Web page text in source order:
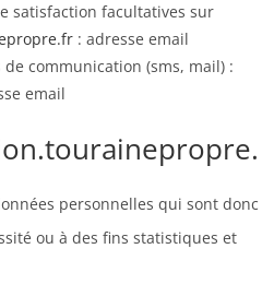
satisfaction facultatives sur
: adresse email
communication (sms, mail) :
email
personnelles qui sont donc
ou à des fins statistiques et